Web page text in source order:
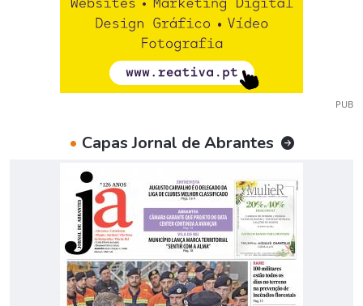
PUB
• Capas Jornal de Abrantes